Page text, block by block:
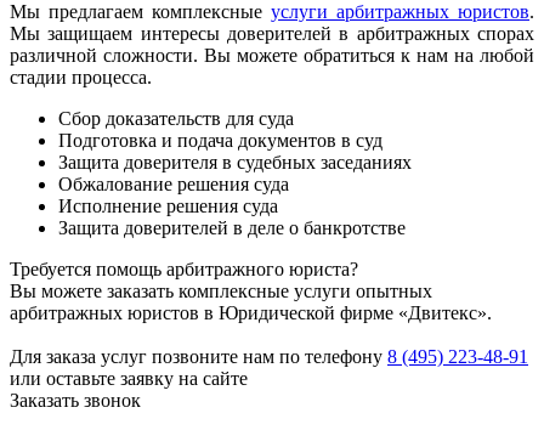
Мы предлагаем комплексные услуги арбитражных юристов.
Мы защищаем интересы доверителей в арбитражных спорах
различной сложности. Вы можете обратиться к нам на любой
стадии процесса.
Сбор доказательств для суда
Подготовка и подача документов в суд
Защита доверителя в судебных заседаниях
Обжалование решения суда
Исполнение решения суда
Защита доверителей в деле о банкротстве
Требуется помощь арбитражного юриста?
Вы можете заказать комплексные услуги опытных
арбитражных юристов в Юридической фирме «Двитекс».
Для заказа услуг позвоните нам по телефону 8 (495) 223-48-91
или оставьте заявку на сайте
Заказать звонок